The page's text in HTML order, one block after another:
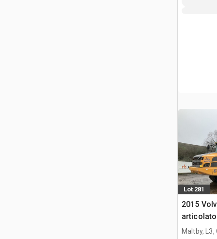
Lot 281
2015
articolato
Maltby, L3,